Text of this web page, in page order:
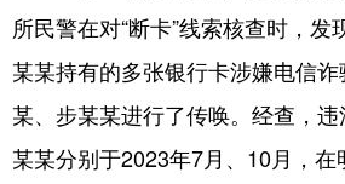
四川 贵州 云
陕西 甘肃 青
新疆 内蒙古 黑
所民警在对“断卡”线索核查时，
某某持有的多张银行卡涉嫌电信
某、步某某进行了传唤。经查，
某某分别于2023年7月、10月，